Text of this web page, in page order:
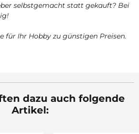
selbstgemacht statt gekauft? Bei
für Ihr Hobby zu günstigen Preisen.
dazu auch folgende
Artikel: